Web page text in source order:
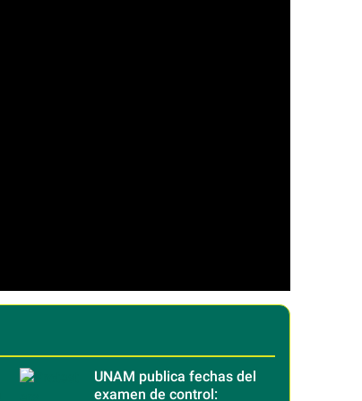
UNAM publica fechas del
examen de control: